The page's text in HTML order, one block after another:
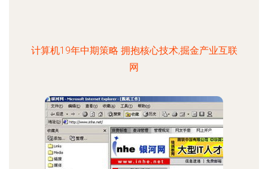
计算机19年中期策略 拥抱核心技术,掘金产业互联
网